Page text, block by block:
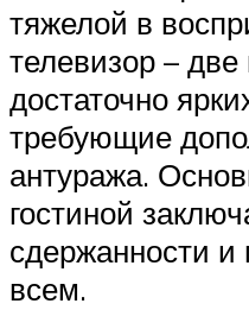
тяжелой в
телевизор –
достаточно
требующие
антуража.
гостиной
сдержанности и
всем.